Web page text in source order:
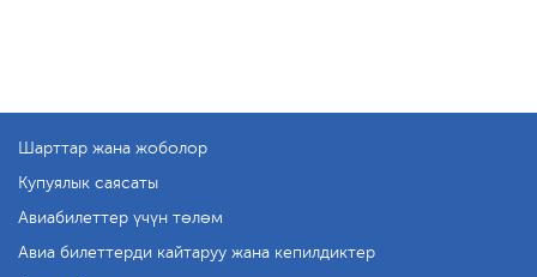
Шарттар жана жоболор
Купуялык саясаты
Авиабилеттер үчүн төлөм
Авиа билеттерди кайтаруу жана кепилдиктер